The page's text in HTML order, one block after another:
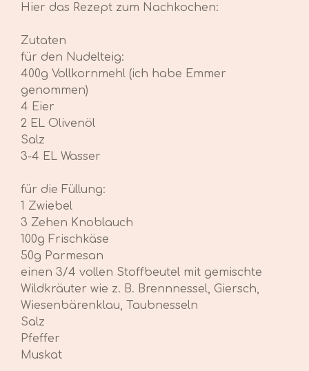
Hier das Rezept zum Nachkochen:
Zutaten
für den Nudelteig:
400g Vollkornmehl (ich habe Emmer
genommen)
4 Eier
2 EL Olivenöl
Salz
3-4 EL Wasser
für die Füllung:
1 Zwiebel
3 Zehen Knoblauch
100g Frischkäse
50g Parmesan
einen 3/4 vollen Stoffbeutel mit gemischte
Wildkräuter wie z. B. Brennnessel, Giersch,
Wiesenbärenklau, Taubnesseln
Salz
Pfeffer
Muskat